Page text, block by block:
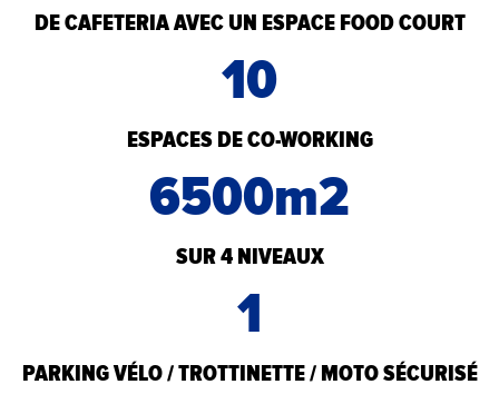
DE CAFETERIA AVEC UN ESPACE FOOD COURT
10
ESPACES DE CO-WORKING
6500m2
SUR 4 NIVEAUX
1
PARKING VÉLO / TROTTINETTE / MOTO SÉCURISÉ